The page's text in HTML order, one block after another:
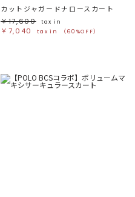
カットジャガードナロースカート
￥17,600
tax in
￥7,040 tax in （60%OFF）